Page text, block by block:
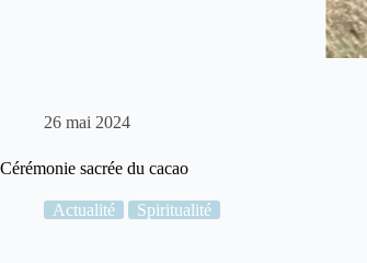
26 mai 2024
Cérémonie sacrée du cacao
Actualité Spiritualité